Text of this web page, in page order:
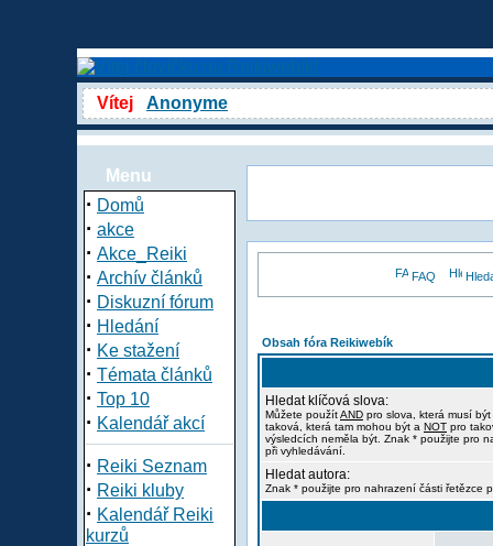
Vítej Anonyme
Menu
· Domů
· akce
· Akce_Reiki
· Archív článků
· Diskuzní fórum
· Hledání
· Ke stažení
· Témata článků
· Top 10
· Kalendář akcí
· Reiki Seznam
· Reiki kluby
· Kalendář Reiki
kurzů
FAQ
Obsah fóra Reikiwebík
Hledat klíčová slova:
Můžete použítAND pro slova, která musí
taková, která tam mohou být a NOT pro
výsledcích neměla být. Znak * použijte pro
při vyhledávání.
Hledat autora:
Znak * použijte pro nahrazení části řetězce